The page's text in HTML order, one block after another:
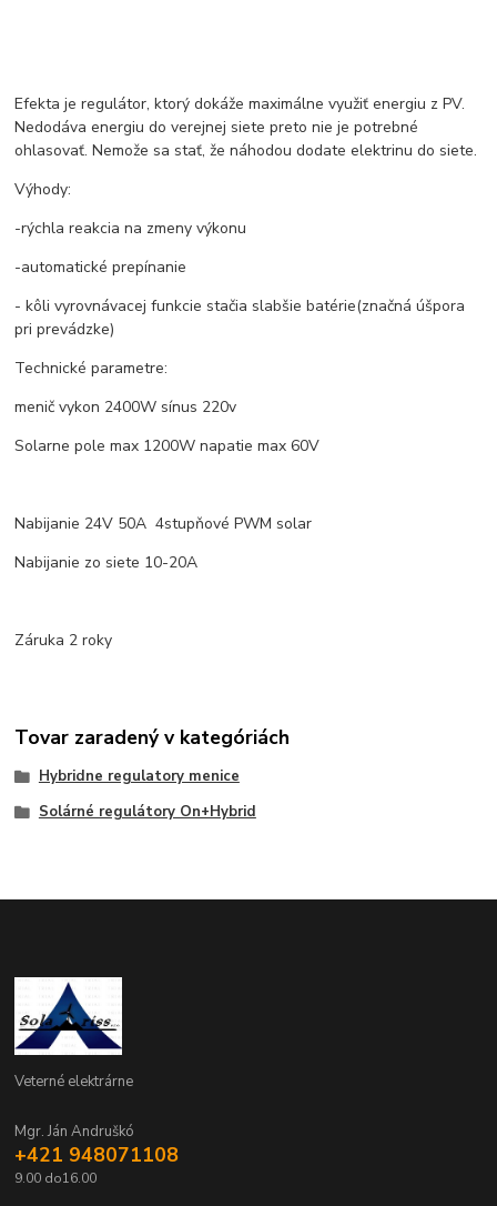
Efekta je regulátor, ktorý dokáže maximálne využiť energiu z PV.
Nedodáva energiu do verejnej siete preto nie je potrebné
ohlasovať. Nemože sa stať, že náhodou dodate elektrinu do siete.
Výhody:
-rýchla reakcia na zmeny výkonu
-automatické prepínanie
- kôli vyrovnávacej funkcie stačia slabšie batérie(značná úšpora
pri prevádzke)
Technické parametre:
menič vykon 2400W sínus 220v
Solarne pole max 1200W napatie max 60V
Nabijanie 24V 50A 4stupňové PWM solar
Nabijanie zo siete 10-20A
Záruka 2 roky
Tovar zaradený v kategóriách
Hybridne regulatory menice
Solárné regulátory On+Hybrid
Veterné elektrárne
Mgr. Ján Andruškó
+421 948071108
9.00 do16.00